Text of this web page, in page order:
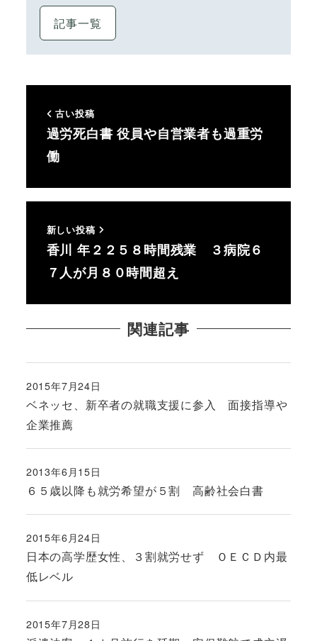
記事一覧
古い投稿
過労死白書 役員や自営業者も過重労
働
新しい投稿
香川 年２２５８時間残業 ３病院６
７人が月８０時間超え
関連記事
ベネッセ、新卒者の就職支援に参入 面接指導や
企業推薦
投稿日
2015年7月24日
６５歳以降も就労希望が５割 高齢社会白書
投稿日
2013年6月15日
日本の高学歴女性、３割就労せず ＯＥＣＤ内最
低レベル
投稿日
2015年6月24日
投稿日
2015年7月28日